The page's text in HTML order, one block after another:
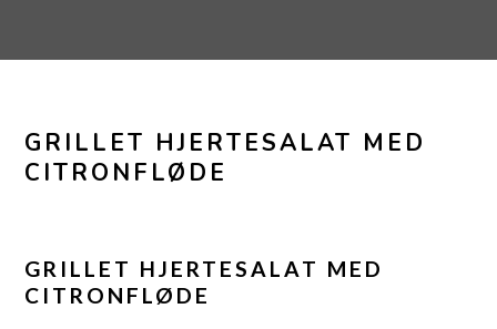
navigation
GRILLET HJERTESALAT MED
CITRONFLØDE
GRILLET HJERTESALAT MED
CITRONFLØDE